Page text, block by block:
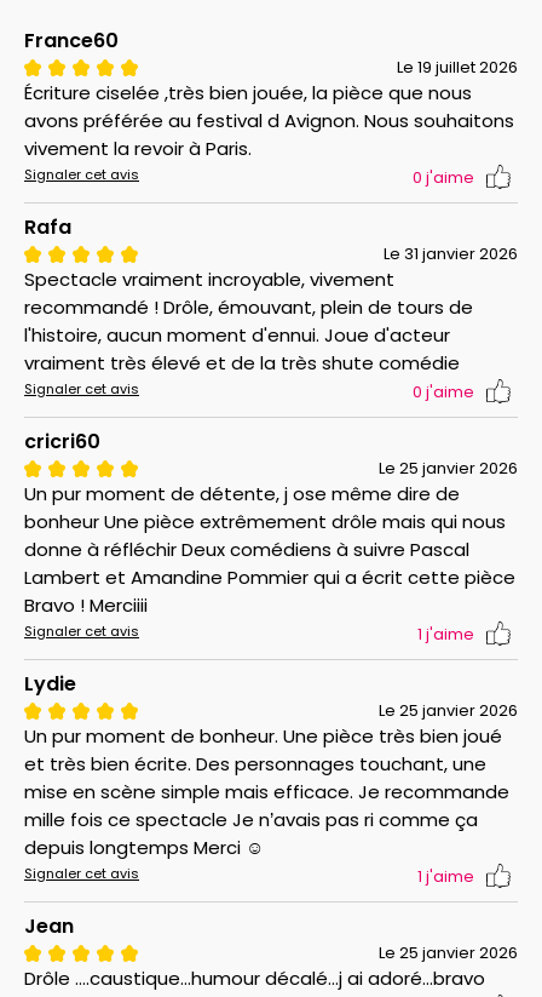
France60
Le 19 juillet 2026
Écriture ciselée ,très bien jouée, la pièce que nous
avons préférée au festival d Avignon. Nous souhaitons
vivement la revoir à Paris.
Signaler cet avis 0 j'aime
Rafa
Le 31 janvier 2026
Spectacle vraiment incroyable, vivement
recommandé ! Drôle, émouvant, plein de tours de
l'histoire, aucun moment d'ennui. Joue d'acteur
vraiment très élevé et de la très shute comédie
Signaler cet avis 0 j'aime
cricri60
Le 25 janvier 2026
Un pur moment de détente, j ose même dire de
bonheur Une pièce extrêmement drôle mais qui nous
donne à réfléchir Deux comédiens à suivre Pascal
Lambert et Amandine Pommier qui a écrit cette pièce
Bravo ! Merciiii
Signaler cet avis 1 j'aime
Lydie
Le 25 janvier 2026
Un pur moment de bonheur. Une pièce très bien joué
et très bien écrite. Des personnages touchant, une
mise en scène simple mais efficace. Je recommande
mille fois ce spectacle Je n’avais pas ri comme ça
depuis longtemps Merci ☺️
Signaler cet avis 1 j'aime
Jean
Le 25 janvier 2026
Drôle ....caustique...humour décalé...j ai adoré...bravo